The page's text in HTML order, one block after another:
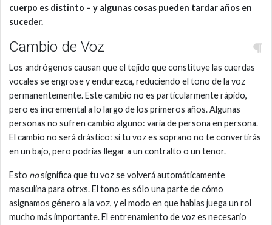
cuerpo es distinto – y algunas cosas pueden tardar años en
suceder.
Cambio de Voz
Los andrógenos causan que el tejido que constituye las cuerdas
vocales se engrose y endurezca, reduciendo el tono de la voz
permanentemente. Este cambio no es particularmente rápido,
pero es incremental a lo largo de los primeros años. Algunas
personas no sufren cambio alguno: varía de persona en persona.
El cambio no será drástico: si tu voz es soprano no te convertirás
en un bajo, pero podrías llegar a un contralto o un tenor.
Esto nosignifica que tu voz se volverá automáticamente
masculina para otrxs. El tono es sólo una parte de cómo
asignamos género a la voz, y el modo en que hablas juega un rol
mucho más importante. El entrenamiento de voz es necesario